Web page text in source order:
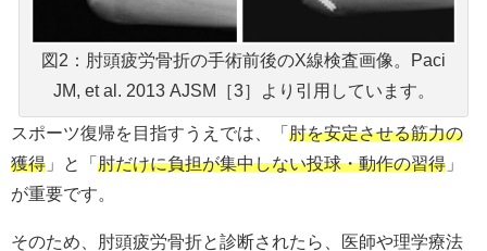
図2：肘頭疲労骨折の手術前後のX線検査画像。Paci
JM, et al. 2013 AJSM［3］より引用しています。
スポーツ復帰を目指すうえでは、「 肘を安定させる筋力の
獲得 」と「 肘だけに負担が集中しない投球・動作の習得 」
が重要です。
そのため、肘頭疲労骨折と診断されたら、医師や理学療法